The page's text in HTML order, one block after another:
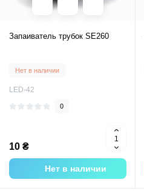
Запаиватель трубок SE260
Нет в наличии
LED-42
0
10 ₴
Нет в наличии